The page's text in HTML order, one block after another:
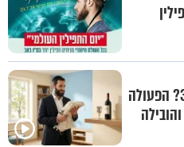
מה הסיכוי להתחתן בגיל 37? הפעולה